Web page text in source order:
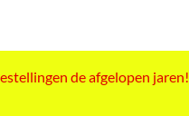
de afgelopen jaren!